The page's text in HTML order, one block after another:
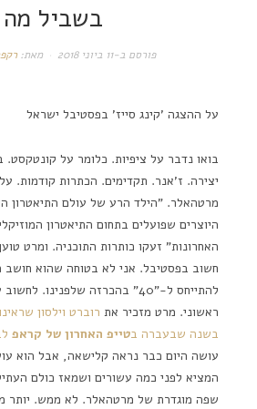
בשביל מה
פורסם ב-11 ביוני 2018 מאת:
על ההצגה 'קינג סייז' בפסטיבל ישראל
בואו נדבר על ציפיות. כלומר על
יצירה. ז'אנר. תקדימים. הכתרות קודמות.
מרטהאלר. "הילד הרע של עולם התיאטרון
האחרונות" זעקו כותרות התוכניה. ומרט
חשוב בפסטיבל. אני לא בטוחה שהוא חושב
להתייחס ל-"40" בהכרזה
ראשוני. מרט מזכיר את רוברט וילסון
בשנה שבעברה בטייפ האחרון של קראפ
עושה היום כבר נראה קלישאה, אבל הוא
המציא לפני כמה עשורים ושמאז כולם
שפה מוגדרת של מרטהאלר. לא ממש. יותר